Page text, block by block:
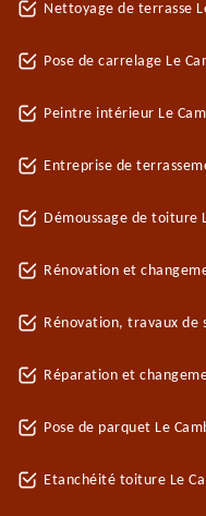
Nettoyage de terrasse
Pose de carrelage Le
Peintre intérieur Le
Entreprise de
Démoussage de toiture
Rénovation et
Rénovation, travaux de
Réparation et
Pose de parquet Le
Etanchéité toiture Le